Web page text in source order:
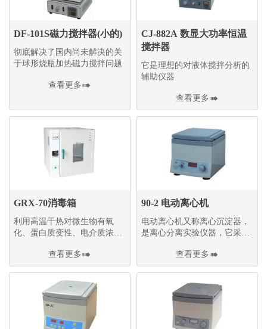
DF-101S磁力搅拌器(小的)
彻底解决了国内尚未解决的关
于球形烧瓶加热磁力搅拌问题
查看更多
CJ-882A 数显大功率恒温
搅拌器
它是理想的对液体搅拌分析的
辅助仪器
查看更多
GRX-70消毒箱
利用高温干热对微生物有氧
化、蛋白质变性、电介质浓缩
查看更多
90-2 电动离心机
电动离心机又称离心沉淀器，
是离心分离实验仪器，它采用
查看更多